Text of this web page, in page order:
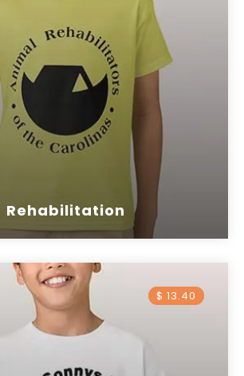
Rehabilitation
$ 13.40